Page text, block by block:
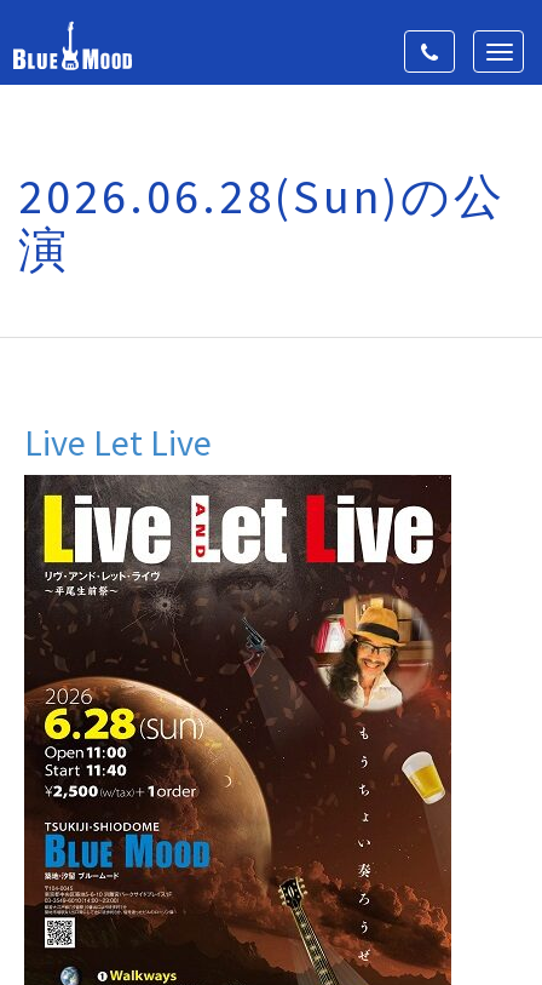
Toggle
navigation
2026.06.28(Sun)の公
演
Live Let Live